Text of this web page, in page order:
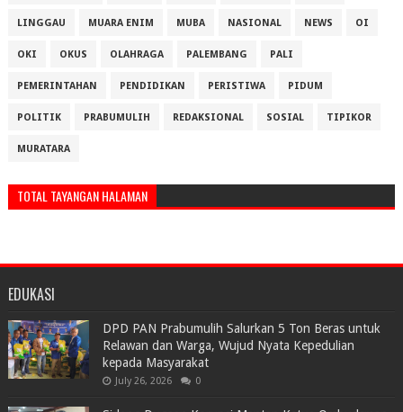
LINGGAU MUARA ENIM MUBA NASIONAL NEWS OI
OKI OKUS OLAHRAGA PALEMBANG PALI
PEMERINTAHAN PENDIDIKAN PERISTIWA PIDUM
POLITIK PRABUMULIH REDAKSIONAL SOSIAL TIPIKOR
MURATARA
TOTAL TAYANGAN HALAMAN
EDUKASI
DPD PAN Prabumulih Salurkan 5 Ton Beras untuk
Relawan dan Warga, Wujud Nyata Kepedulian
kepada Masyarakat
July 26, 2026 0